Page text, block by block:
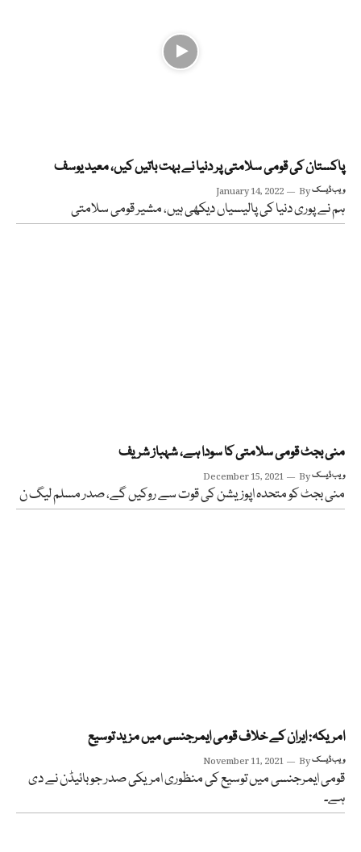
پاکستان کی قومی سلامتی پر دنیا نے بہت باتیں کیں، معید یوسف
January 14, 2022 Byویب ڈیسک
ہم نے پوری دنیا کی پالیسیاں دیکھی ہیں، مشیر قومی سلامتی
منی بجٹ قومی سلامتی کا سودا ہے، شہباز شریف
December 15, 2021 Byویب ڈیسک
منی بجٹ کو متحدہ اپوزیشن کی قوت سے روکیں گے، صدر مسلم لیگ ن
امریکہ: ایران کے خلاف قومی ایمرجنسی میں مزید توسیع
November 11, 2021 Byویب ڈیسک
قومی ایمرجنسی میں توسیع کی منظوری امریکی صدر جوبائیڈن نے دی
ہے۔